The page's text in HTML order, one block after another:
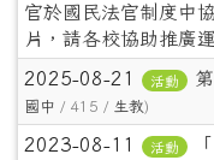
官於國民法官制度中
片，請各校協助推廣
2025-08-21 活動
國中 / 415 / 生教)
2023-08-11 活動